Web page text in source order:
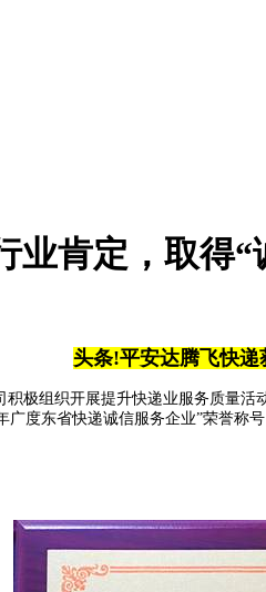
业肯定，取得
头条!平安达腾飞快递
极组织开展提升快递业服务质量
度东省快递诚信服务企业”荣誉